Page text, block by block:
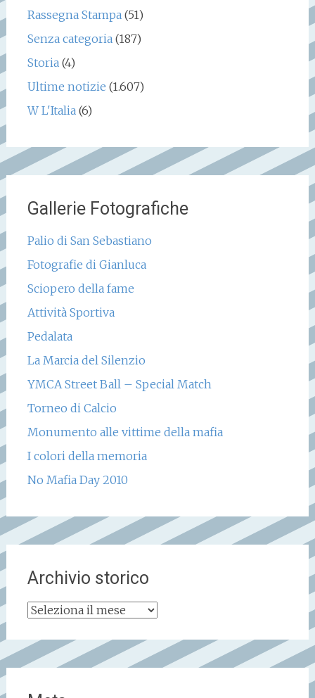
Rassegna Stampa(51)
Senza categoria(187)
Storia(4)
Ultime notizie (1.607)
W L'Italia(6)
Gallerie Fotografiche
Palio di San Sebastiano
Fotografie di Gianluca
Sciopero della fame
Attività Sportiva
Pedalata
La Marcia del Silenzio
YMCA Street Ball – Special Match
Torneo di Calcio
Monumento alle vittime della mafia
I colori della memoria
No Mafia Day 2010
Archivio storico
Archivio